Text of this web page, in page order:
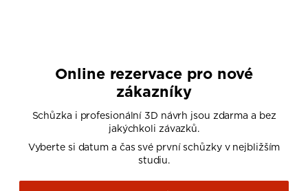
Online rezervace pro nové
zákazníky
Schůzka i profesionální 3D návrh jsou zdarma a bez
jakýchkoli závazků.
Vyberte si datum a čas své první schůzky v nejbližším
studiu.